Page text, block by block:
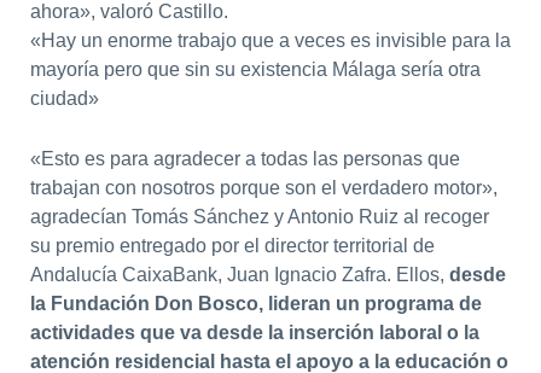
ahora», valoró Castillo.
«Hay un enorme trabajo que a veces es invisible para la
mayoría pero que sin su existencia Málaga sería otra
ciudad»
«Esto es para agradecer a todas las personas que
trabajan con nosotros porque son el verdadero motor»,
agradecían Tomás Sánchez y Antonio Ruiz al recoger
su premio entregado por el director territorial de
Andalucía CaixaBank, Juan Ignacio Zafra. Ellos, desde
la Fundación Don Bosco, lideran un programa de
actividades que va desde la inserción laboral o la
atención residencial hasta el apoyo a la educación o